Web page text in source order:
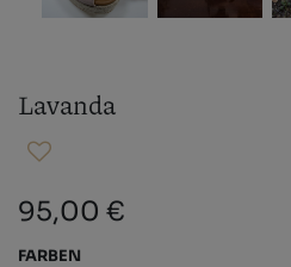
Lavanda
95,00 €
FARBEN